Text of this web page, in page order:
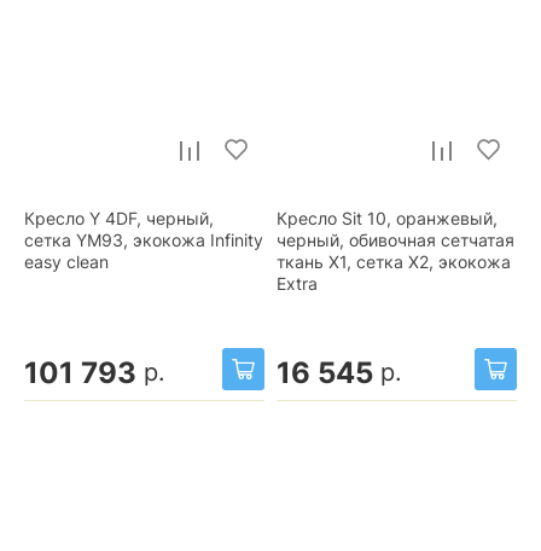
Кресло Y 4DF, черный,
сетка YM93, экокожа Infinity
easy clean
101 793 р.
Кресло Sit 10, оранжевый,
черный, обивочная сетчатая
ткань X1, сетка X2, экокожа
Extra
16 545 р.